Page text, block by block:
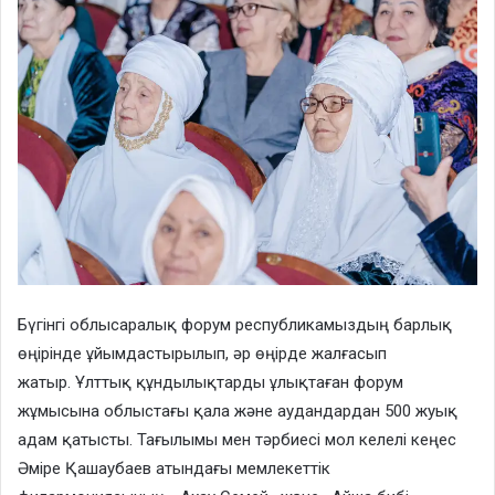
Бүгінгі облысаралық форум республикамыздың барлық
өңірінде ұйымдастырылып, әр өңірде жалғасып
жатыр. Ұлттық құндылықтарды ұлықтаған форум
жұмысына облыстағы қала және аудандардан 500 жуық
адам қатысты. Тағылымы мен тәрбиесі мол келелі кеңес
Әміре Қашаубаев атындағы мемлекеттік